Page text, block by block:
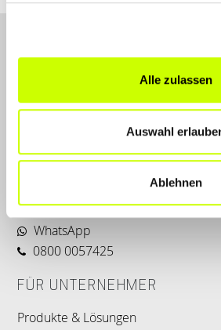
Alle zulassen
Auswahl
Ablehnen
LET'S CONNECT
SERVICE
WhatsApp
0800 0057425
FÜR UNTERNEHMER
Produkte & Lösungen